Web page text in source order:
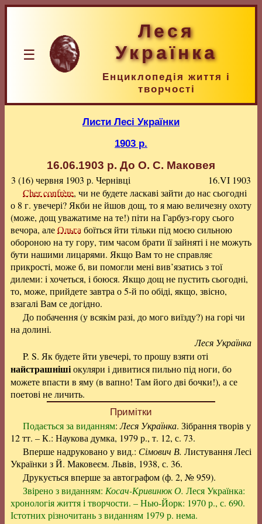
☰
Леся
Українка
Енциклопедія життя і
творчості
Листи Лесі Українки
1903 р.
16.06.1903 р. До О. С. Маковея
3 (16) червня 1903 р. Чернівці
16.VI 1903
Cher confrère, чи не будете ласкаві зайти до нас сьогодні
о 8 г. увечері? Якби не йшов дощ, то я маю величезну охоту
(може, дощ уважатиме на те!) піти на Гарбуз-гору сього
вечора, алеОльга боїться йти тільки під моєю сильною
обороною на ту гору, тим часом брати її зайняті і не можуть
бути нашими лицарями. Якщо Вам то не справляє
прикрості, може б, ви помогли мені вив’язатись з тої
дилеми: і хочеться, і боюся. Якщо дощ не пустить сьогодні,
то, може, прийдете завтра о 5-й по обіді, якщо, звісно,
взагалі Вам се догідно.
До побачення (у всякім разі, до мого виїзду?) на горі чи
на долині.
Леся Українка
P. S. Як будете йти увечері, то прошу взяти оті
найстрашнішіокуляри і дивитися пильно під ноги, бо
можете впасти в яму (в вапно! Там його дві бочки!), а се
поетові не личить.
Примітки
Подається за виданням:Леся Українка. Зібрання творів у
12 тт. – К.: Наукова думка, 1979 р., т. 12, с. 73.
Вперше надруковано у вид.: Сімович В. Листування Лесі
Українки з Й. Маковеєм. Львів, 1938, с. 36.
Друкується вперше за автографом (ф. 2, № 959).
Звірено з виданням: Косач-Кривинюк О. Леся Українка:
хронологія життя і творчости. – Нью-Йорк: 1970 р., с. 690.
Істотних різночитань з виданням 1979 р. нема.